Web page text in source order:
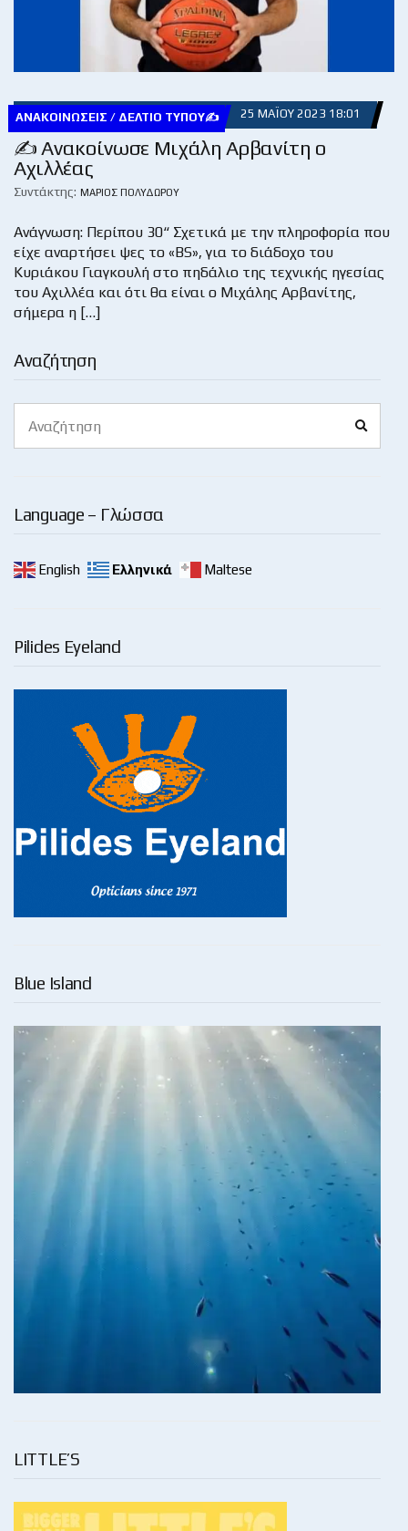
Αναζήτηση
for:
Language – Γλώσσα
English Ελληνικά Maltese
Pilides Eyeland
Blue Island
LITTLE’S
ΑΝΑΚΟΙΝΏΣΕΙΣ / ΔΕΛΤΊΟ ΤΎΠΟΥ✍ 25 ΜΑΪ́ΟΥ 2023 18:01
✍ Ανακοίνωσε Μιχάλη Αρβανίτη ο
Αχιλλέας
Συντάκτης: ΜΆΡΙΟΣ ΠΟΛΥΔΏΡΟΥ
Ανάγνωση: Περίπου 30“ Σχετικά με την πληροφορία που
είχε αναρτήσει ψες το «BS», για το διάδοχο του
Κυριάκου Γιαγκουλή στο πηδάλιο της τεχνικής ηγεσίας
του Αχιλλέα και ότι θα είναι ο Μιχάλης Αρβανίτης,
σήμερα η […]